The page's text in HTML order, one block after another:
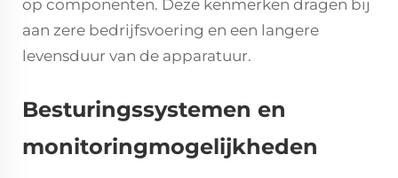
op componenten. Deze kenmerken dragen bij
aan zere bedrijfsvoering en een langere
levensduur van de apparatuur.
Besturingssystemen en
monitoringmogelijkheden